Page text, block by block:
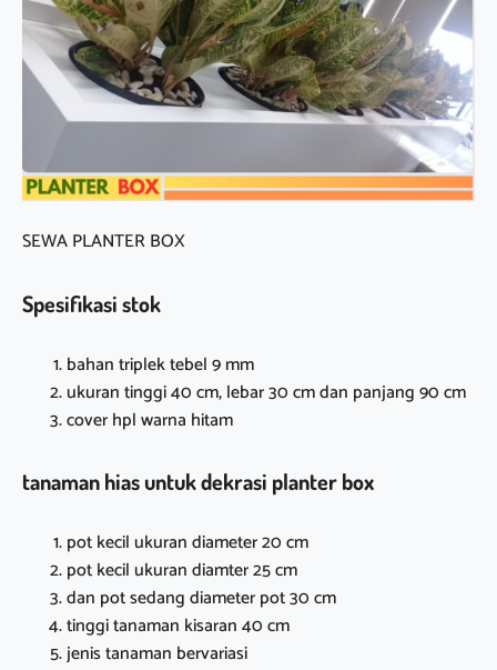
SEWA PLANTER BOX
Spesifikasi stok
bahan triplek tebel 9 mm
ukuran tinggi 40 cm, lebar 30 cm dan panjang 90 cm
cover hpl warna hitam
tanaman hias untuk dekrasi planter box
pot kecil ukuran diameter 20 cm
pot kecil ukuran diamter 25 cm
dan pot sedang diameter pot 30 cm
tinggi tanaman kisaran 40 cm
jenis tanaman bervariasi